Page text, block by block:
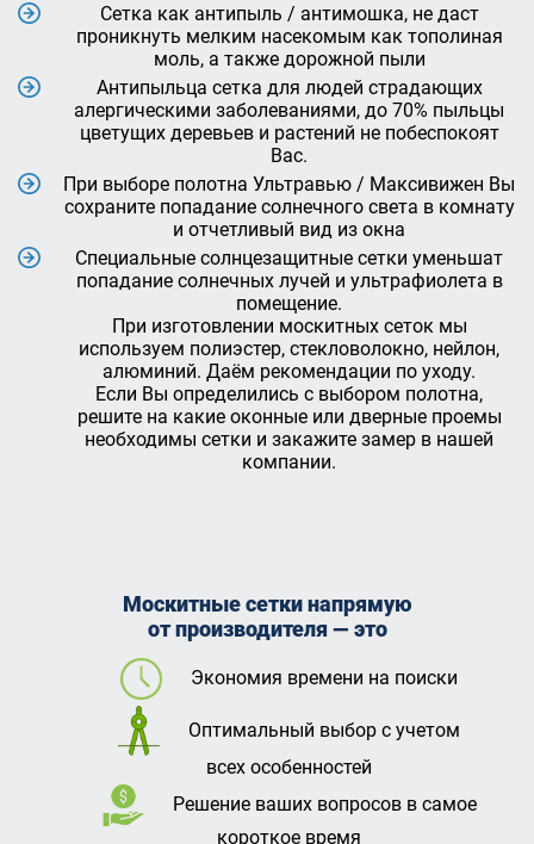
Сетка как антипыль / антимошка, не даст
проникнуть мелким насекомым как тополиная
моль, а также дорожной пыли
Антипыльца сетка для людей страдающих
алергическими заболеваниями, до 70% пыльцы
цветущих деревьев и растений не побеспокоят
Вас.
При выборе полотна Ультравью / Максивижен Вы
сохраните попадание солнечного света в комнату
и отчетливый вид из окна
Специальные солнцезащитные сетки уменьшат
попадание солнечных лучей и ультрафиолета в
помещение.
При изготовлении москитных сеток мы
используем полиэстер, стекловолокно, нейлон,
алюминий. Даём рекомендации по уходу.
Если Вы определились с выбором полотна,
решите на какие оконные или дверные проемы
необходимы сетки и закажите замер в нашей
компании.
Москитные сетки напрямую
от производителя — это
Экономия времени на поиски
Оптимальный выбор с учетом
всех особенностей
Решение ваших вопросов в самое
короткое время